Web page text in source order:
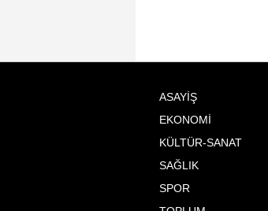
ASAYİŞ
EKONOMİ
KÜLTÜR-SANAT
SAĞLIK
SPOR